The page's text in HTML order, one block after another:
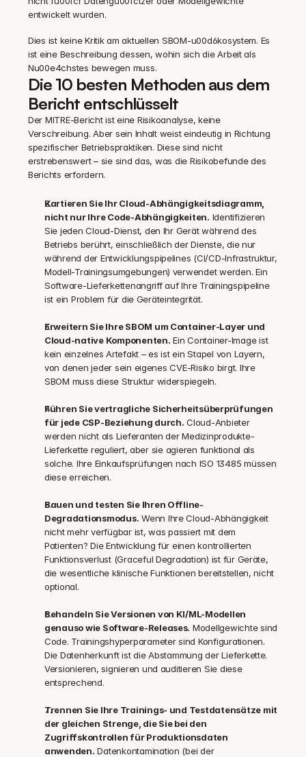
entwickelt wurden.
Dies ist keine Kritik am aktuellen SBOM-u00d6kosystem. Es
ist eine Beschreibung dessen, wohin sich die Arbeit als
Nu00e4chstes bewegen muss.
Die 10 besten Methoden aus dem
Bericht entschlüsselt
Der MITRE-Bericht ist eine Risikoanalyse, keine
Verschreibung. Aber sein Inhalt weist eindeutig in Richtung
spezifischer Betriebspraktiken. Diese sind nicht
erstrebenswert – sie sind das, was die Risikobefunde des
Berichts erfordern.
Kartieren Sie Ihr Cloud-Abhängigkeitsdiagramm,
nicht nur Ihre Code-Abhängigkeiten. Identifizieren
Sie jeden Cloud-Dienst, den Ihr Gerät während des
Betriebs berührt, einschließlich der Dienste, die nur
während der Entwicklungspipelines (CI/CD-Infrastruktur,
Modell-Trainingsumgebungen) verwendet werden. Ein
Software-Lieferkettenangriff auf Ihre Trainingspipeline
ist ein Problem für die Geräteintegrität.
Erweitern Sie Ihre SBOM um Container-Layer und
Cloud-native Komponenten. Ein Container-Image ist
kein einzelnes Artefakt – es ist ein Stapel von Layern,
von denen jeder sein eigenes CVE-Risiko birgt. Ihre
SBOM muss diese Struktur widerspiegeln.
Führen Sie vertragliche Sicherheitsüberprüfungen
für jede CSP-Beziehung durch. Cloud-Anbieter
werden nicht als Lieferanten der Medizinprodukte-
Lieferkette reguliert, aber sie agieren funktional als
solche. Ihre Einkaufsprüfungen nach ISO 13485 müssen
diese erreichen.
Bauen und testen Sie Ihren Offline-
Degradationsmodus. Wenn Ihre Cloud-Abhängigkeit
nicht mehr verfügbar ist, was passiert mit dem
Patienten? Die Entwicklung für einen kontrollierten
Funktionsverlust (Graceful Degradation) ist für Geräte,
die wesentliche klinische Funktionen bereitstellen, nicht
optional.
Behandeln Sie Versionen von KI/ML-Modellen
genauso wie Software-Releases. Modellgewichte sind
Code. Trainingshyperparameter sind Konfigurationen.
Die Datenherkunft ist die Abstammung der Lieferkette.
Versionieren, signieren und auditieren Sie diese
entsprechend.
Trennen Sie Ihre Trainings- und Testdatensätze mit
der gleichen Strenge, die Sie bei den
Zugriffskontrollen für Produktionsdaten
anwenden. Datenkontamination (bei der